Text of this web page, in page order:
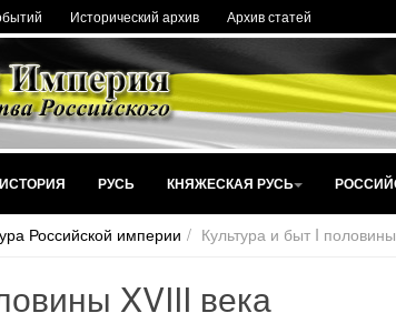
Исторический архив Архив статей
РУСЬ КНЯЖЕСКАЯ РУСЬ
Российской империи Культура и быт I
XVIII века